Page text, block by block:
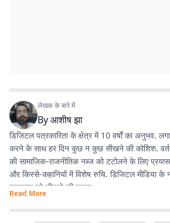
लेखक के बारे में
Byआशीष झा
डिजिटल पत्रकारिता के क्षेत्र में 10 वर्षों का अनुभव.
करने के साथ हर दिन कुछ न कुछ सीखने की कोशिश.
की सामाजिक-राजनीतिक नब्ज को टटोलने के लिए
और किस्से-कहानियों में विशेष रुचि. डिजिटल मीडिया
स्टाइल्स को सीखने की चाहत.
Read More